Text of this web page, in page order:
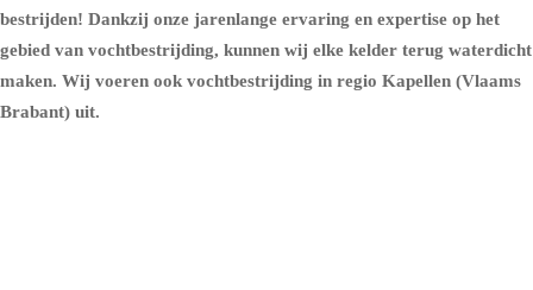
bestrijden! Dankzij onze jarenlange ervaring en expertise op het
gebied van vochtbestrijding, kunnen wij elke kelder terug waterdicht
maken. Wij voeren ook vochtbestrijding in regio Kapellen (Vlaams
Brabant) uit.